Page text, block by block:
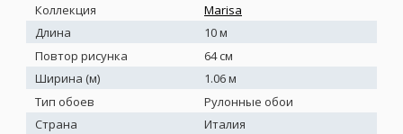
Коллекция
Marisa
Длина
10 м
Повтор рисунка
64 см
Ширина (м)
1.06 м
Тип обоев
Рулонные обои
Страна
Италия